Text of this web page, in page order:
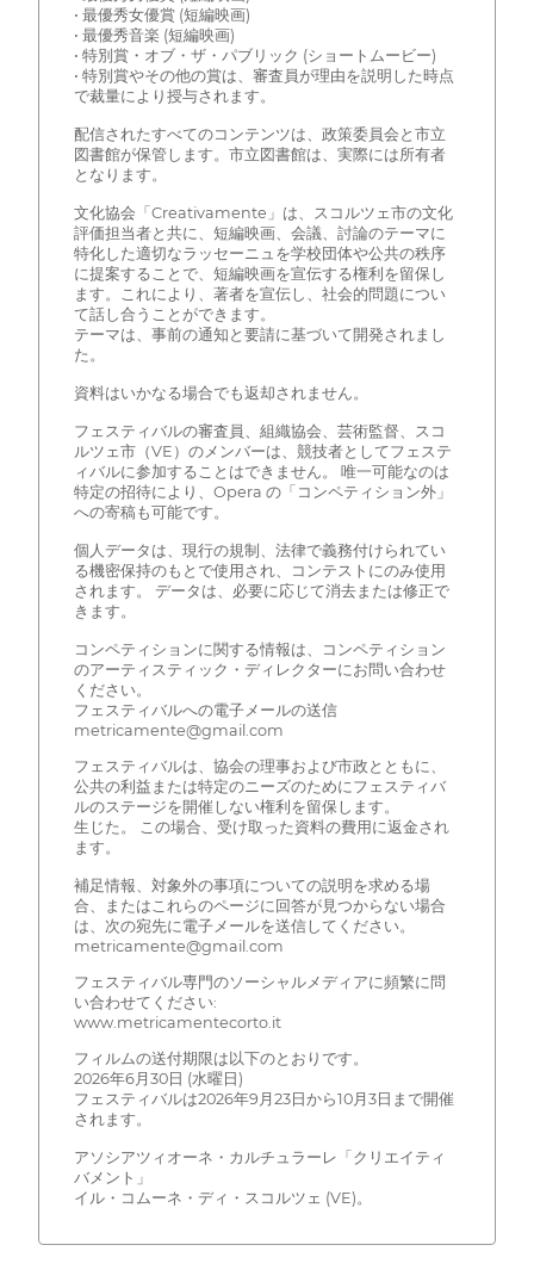
• 最優秀女優賞 (短編映画)
• 最優秀音楽 (短編映画)
• 特別賞・オブ・ザ・パブリック (ショートムービー)
• 特別賞やその他の賞は、審査員が理由を説明した時点
で裁量により授与されます。
配信されたすべてのコンテンツは、政策委員会と市立
図書館が保管します。市立図書館は、実際には所有者
となります。
文化協会「Creativamente」は、スコルツェ市の文化
評価担当者と共に、短編映画、会議、討論のテーマに
特化した適切なラッセーニュを学校団体や公共の秩序
に提案することで、短編映画を宣伝する権利を留保し
ます。これにより、著者を宣伝し、社会的問題につい
て話し合うことができます。
テーマは、事前の通知と要請に基づいて開発されまし
た。
資料はいかなる場合でも返却されません。
フェスティバルの審査員、組織協会、芸術監督、スコ
ルツェ市（VE）のメンバーは、競技者としてフェステ
ィバルに参加することはできません。 唯一可能なのは
特定の招待により、Opera の「コンペティション外」
への寄稿も可能です。
個人データは、現行の規制、法律で義務付けられてい
る機密保持のもとで使用され、コンテストにのみ使用
されます。 データは、必要に応じて消去または修正で
きます。
コンペティションに関する情報は、コンペティション
のアーティスティック・ディレクターにお問い合わせ
ください。
フェスティバルへの電子メールの送信
metricamente@gmail.com
フェスティバルは、協会の理事および市政とともに、
公共の利益または特定のニーズのためにフェスティバ
ルのステージを開催しない権利を留保します。
生じた。 この場合、受け取った資料の費用に返金され
ます。
補足情報、対象外の事項についての説明を求める場
合、またはこれらのページに回答が見つからない場合
は、次の宛先に電子メールを送信してください。
metricamente@gmail.com
フェスティバル専門のソーシャルメディアに頻繁に問
い合わせてください:
www.metricamentecorto.it
フィルムの送付期限は以下のとおりです。
2026年6月30日 (水曜日)
フェスティバルは2026年9月23日から10月3日まで開催
されます。
アソシアツィオーネ・カルチュラーレ「クリエイティ
バメント」
イル・コムーネ・ディ・スコルツェ (VE)。